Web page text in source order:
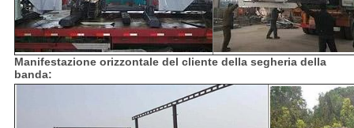
Manifestazione orizzontale del cliente della segheria della
banda: